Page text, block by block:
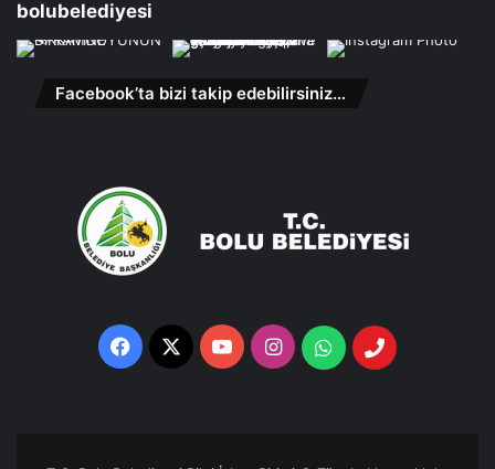
bolubelediyesi
Facebook’ta bizi takip edebilirsiniz…
Facebook
X YouTubeInstagramWhatsappTelefon